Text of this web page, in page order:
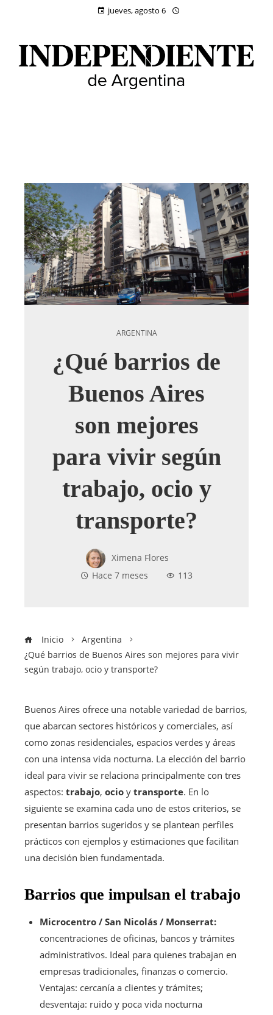
jueves, agosto 6
ARGENTINA
¿Qué barrios de
Buenos Aires
son mejores
para vivir según
trabajo, ocio y
transporte?
Ximena Flores
Hace 7 meses
113
Inicio
Argentina
¿Qué barrios de Buenos Aires son mejores para vivir
según trabajo, ocio y transporte?
Buenos Aires ofrece una notable variedad de barrios,
que abarcan sectores históricos y comerciales, así
como zonas residenciales, espacios verdes y áreas
con una intensa vida nocturna. La elección del barrio
ideal para vivir se relaciona principalmente con tres
aspectos: trabajo, ocio y transporte. En lo
siguiente se examina cada uno de estos criterios, se
presentan barrios sugeridos y se plantean perfiles
prácticos con ejemplos y estimaciones que facilitan
una decisión bien fundamentada.
Barrios que impulsan el trabajo
Microcentro / San Nicolás / Monserrat:
concentraciones de oficinas, bancos y trámites
administrativos. Ideal para quienes trabajan en
empresas tradicionales, finanzas o comercio.
Ventajas: cercanía a clientes y trámites;
desventaja: ruido y poca vida nocturna